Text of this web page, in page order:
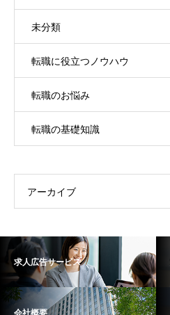
未分類
転職に役立つノウハウ
転職のお悩み
転職の基礎知識
アーカイブ
求人広告サービス
会社概要